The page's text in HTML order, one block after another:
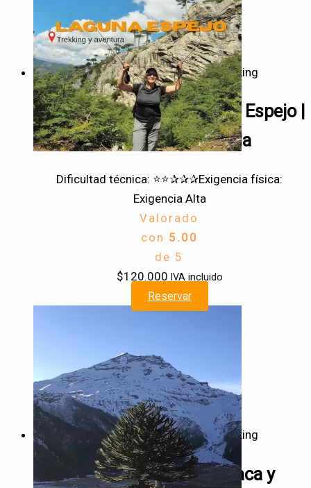
Trekking
Trekking invernal a Laguna Espejo |
Volcán Sierra Nevada
Dificultad técnica: ⭐⭐✰✰✰Exigencia física:
Exigencia Alta
Valorado
con 5.00
de 5
$120.000 IVA incluido
Reservar
Trekking
Trekking Volcán Tolhuaca y